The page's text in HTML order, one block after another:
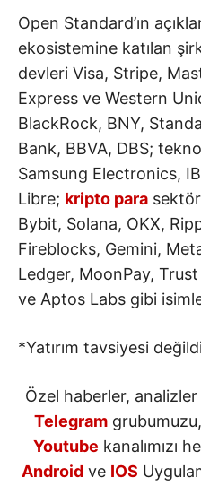
Open Standard’ın
ekosistemine katılan
devleri Visa, Stripe,
Express ve Western
BlackRock, BNY,
Bank, BBVA, DBS;
Samsung Electronics,
Libre; kripto para
Bybit, Solana, OKX,
Fireblocks, Gemini,
Ledger, MoonPay,
ve Aptos Labs gibi
*Yatırım tavsiyesi
Özel haberler,
Telegramgrubumuzu,
Youtube kanalımızı
Androidve IOS